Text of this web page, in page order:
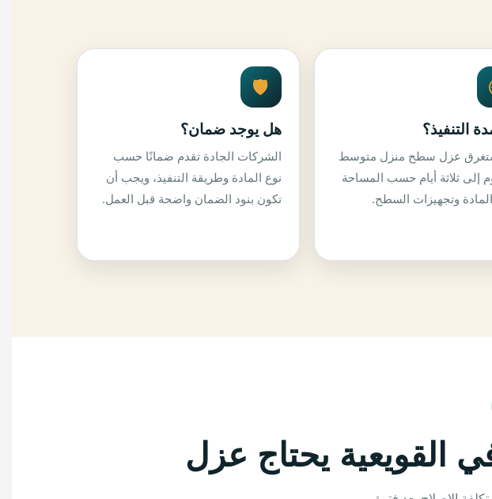
التنفيذ؟
عزل سطح منزل متوسط
إلى ثلاثة أيام حسب المساحة
وتجهيزات السطح.
🛡️
هل يوجد ضمان؟
الشركات الجادة تقدم ضمانًا حسب
نوع المادة وطريقة التنفيذ، ويجب أن
تكون بنود الضمان واضحة قبل العمل.
القويعية يحتاج عزل